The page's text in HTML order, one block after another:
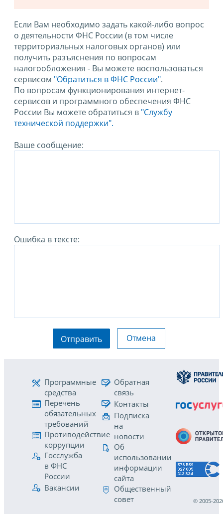
Если Вам необходимо задать какой-либо вопрос
о деятельности ФНС России (в том числе
территориальных налоговых органов) или
получить разъяснения по вопросам
налогообложения - Вы можете воспользоваться
сервисом "Обратиться в ФНС России".
По вопросам функционирования интернет-
сервисов и программного обеспечения ФНС
России Вы можете обратиться в "Службу
технической поддержки".
Ваше сообщение:
Ошибка в тексте:
Отправить Отмена
Программные
средства
Перечень
обязательных
требований
Противодействие
коррупции
Госслужба
в ФНС
России
Вакансии
Обратная
связь
Контакты
Подписка
на
новости
Об
использовании
информации
сайта
Общественный
совет
© 2005-